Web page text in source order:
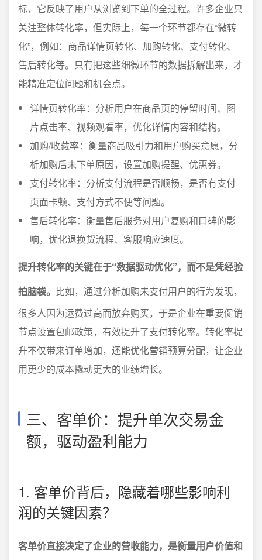
标，它反映了用户从浏览到下单的全过程。许多企业只
关注整体转化率，但实际上，每一个环节都存在“微转
化”，例如：商品详情页转化、加购转化、支付转化、
售后转化等。只有把这些细微环节的数据拆解出来，才
能精准定位问题和机会点。
详情页转化率：分析用户在商品页的停留时间、图
片点击率、视频观看率，优化详情内容和结构。
加购/收藏率：衡量商品吸引力和用户购买意愿，分
析加购后未下单原因，设置加购提醒、优惠券。
支付转化率：分析支付流程是否顺畅，是否有支付
页面卡顿、支付方式不便等问题。
售后转化率：衡量售后服务对用户复购和口碑的影
响，优化退换货流程、客服响应速度。
提升转化率的关键在于“数据驱动优化”，而不是凭经验
拍脑袋。 比如，通过分析加购未支付用户的行为发现，
很多人因为运费过高而放弃购买，于是企业在重要促销
节点设置包邮政策，有效提升了支付转化率。转化率提
升不仅带来订单增加，还能优化营销预算分配，让企业
用更少的成本撬动更大的业绩增长。
三、客单价：提升单次交易金
额，驱动盈利能力
1. 客单价背后，隐藏着哪些影响利
润的关键因素？
客单价直接决定了企业的营收能力，是衡量用户价值和